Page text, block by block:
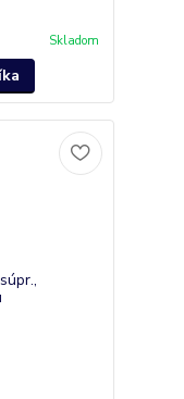
Skladom